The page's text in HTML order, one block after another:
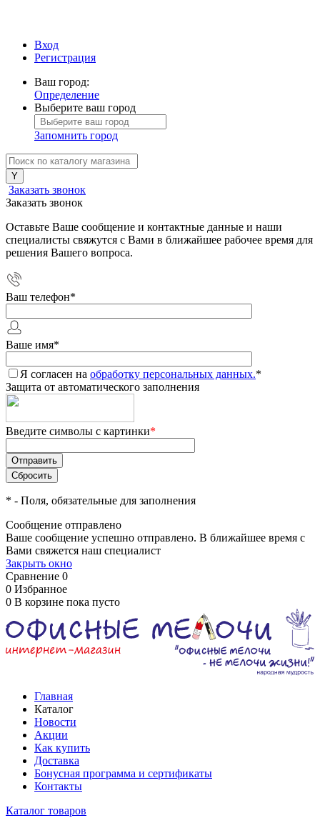
Вход
Регистрация
Ваш город:
Определение
Выберите ваш город
Запомнить город
Заказать звонок
Заказать звонок
Оставьте Ваше сообщение и контактные данные и наши
специалисты свяжутся с Вами в ближайшее рабочее время для
решения Вашего вопроса.
Ваш телефон*
Ваше имя*
Я согласен на обработку персональных данных.*
Защита от автоматического заполнения
Введите символы с картинки*
* - Поля, обязательные для заполнения
Сообщение отправлено
Ваше сообщение успешно отправлено. В ближайшее время с
Вами свяжется наш специалист
Закрыть окно
Сравнение 0
0 Избранное
0 В корзине пока пусто
Главная
Каталог
Новости
Акции
Как купить
Доставка
Бонусная программа и сертификаты
Контакты
Каталог товаров